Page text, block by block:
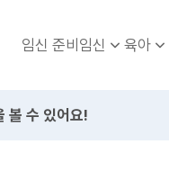
임신 준비임신 육아
볼 수 있어요!